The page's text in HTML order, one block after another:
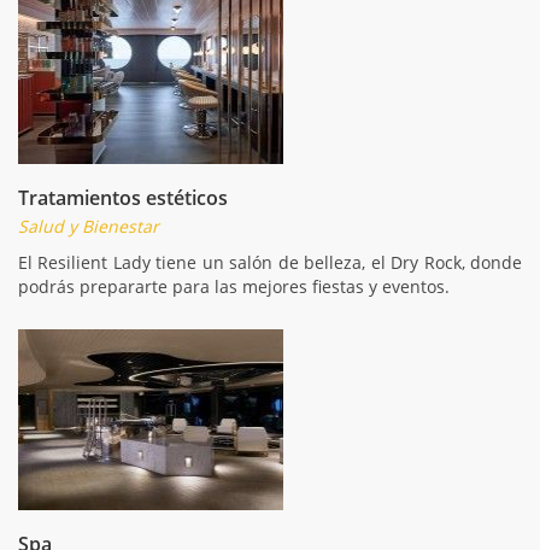
Tratamientos estéticos
Salud y Bienestar
El Resilient Lady tiene un salón de belleza, el Dry Rock, donde
podrás prepararte para las mejores fiestas y eventos.
Spa